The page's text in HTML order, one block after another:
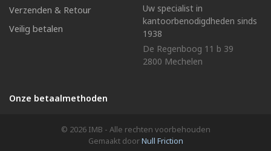
Verzenden & Retour
Veilig betalen
Uw specialist in
kantoorbenodigdheden sinds
1938
De Regenboog 11 b 39
2800 Mechelen
Onze betaalmethoden
© 2026 IMB - Alle rechten voorbehouden
Gemaakt doorNull Friction